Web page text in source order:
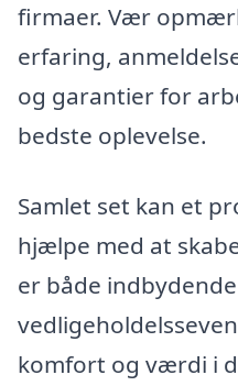
firmaer. Vær
erfaring,
og garantier for
bedste oplevelse.
Samlet set kan et
hjælpe med at
er både
komfort og værdi i